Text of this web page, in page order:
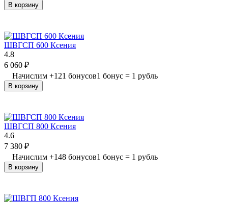
В корзину
ШВГСП 600 Ксения
4.8
6 060 ₽
Начислим +121 бонусов1 бонус = 1 рубль
В корзину
ШВГСП 800 Ксения
4.6
7 380 ₽
Начислим +148 бонусов1 бонус = 1 рубль
В корзину